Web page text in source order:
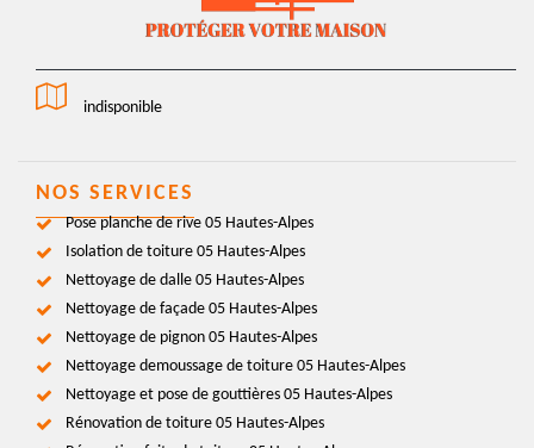
indisponible
NOS SERVICES
Pose planche de rive 05 Hautes-Alpes
Isolation de toiture 05 Hautes-Alpes
Nettoyage de dalle 05 Hautes-Alpes
Nettoyage de façade 05 Hautes-Alpes
Nettoyage de pignon 05 Hautes-Alpes
Nettoyage demoussage de toiture 05 Hautes-Alpes
Nettoyage et pose de gouttières 05 Hautes-Alpes
Rénovation de toiture 05 Hautes-Alpes